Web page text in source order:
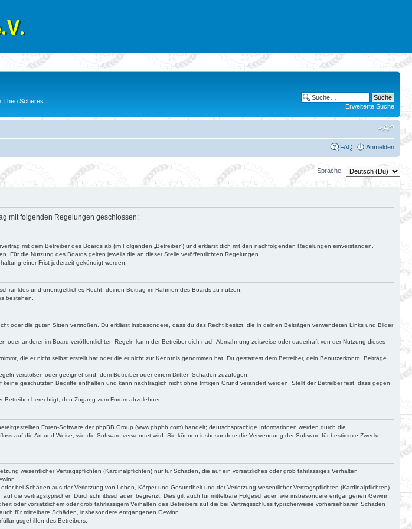
Theo Scheres
Erweiterte Suche
FAQ Anmelden
Sprache:
mit folgenden Regelungen geschlossen:
mit dem Betreiber des Boards ab (im Folgenden „Betreiber“) und erklärst dich mit den nachfolgenden Regelungen einverstanden.
Für die Nutzung des Boards gelten jeweils die an dieser Stelle veröffentlichten Regelungen.
einer Frist jederzeit gekündigt werden.
und unentgeltliches Recht, deinen Beitrag im Rahmen des Boards zu nutzen.
bestehen.
oder die guten Sitten verstoßen. Du erklärst insbesondere, dass du das Recht besitzt, die in deinen Beiträgen verwendeten Links und Bilder
anderer im Board veröffentlichten Regeln kann der Betreiber dich nach Abmahnung zeitweise oder dauerhaft von der Nutzung dieses
die er nicht selbst erstellt hat oder die er nicht zur Kenntnis genommen hat. Du gestattest dem Betreiber, dein Benutzerkonto, Beiträge
verstoßen oder geeignet sind, dem Betreiber oder einem Dritten Schaden zuzufügen.
geschützten Begriffe enthalten und kann nachträglich nicht ohne triftigen Grund verändert werden. Stellt der Betreiber fest, dass gegen
Betreiber berechtigt, den Zugang zum Forum abzulehnen.
Foren-Software der phpBB Group (www.phpbb.com) handelt; deutschsprachige Informationen werden durch die
auf die Art und Weise, wie die Software verwendet wird. Sie können insbesondere die Verwendung der Software für bestimmte Zwecke
wesentlicher Vertragspflichten (Kardinalpflichten) nur für Schäden, die auf ein vorsätzliches oder grob fahrlässiges Verhalten
bei Schäden aus der Verletzung von Leben, Körper und Gesundheit und der Verletzung wesentlicher Vertragspflichten (Kardinalpflichten)
die vertragstypischen Durchschnittsschäden begrenzt. Dies gilt auch für mittelbare Folgeschäden wie insbesondere entgangenen Gewinn.
oder vorsätzlichem oder grob fahrlässigem Verhalten des Betreibers auf die bei Vertragsschluss typischerweise vorhersehbaren Schäden
für mittelbare Schäden, insbesondere entgangenen Gewinn.
des Betreibers.